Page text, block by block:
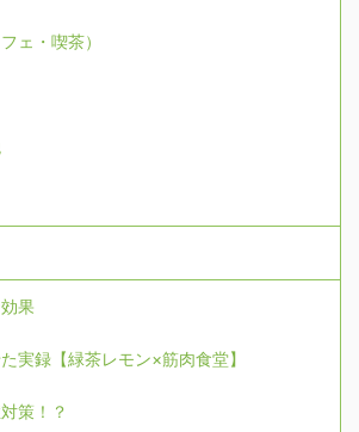
ェ・喫茶）
果
実録【緑茶レモン×筋肉食堂】
策！？